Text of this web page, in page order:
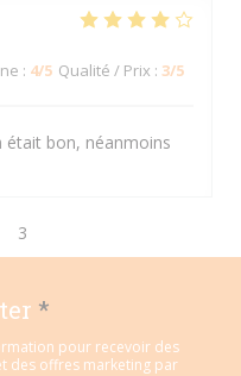
: 4/5 Qualité / Prix : 3/5
était bon, néanmoins
3
*
pour recevoir des
des offres marketing par